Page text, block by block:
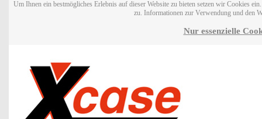
Um Ihnen ein bestmögliches Erlebnis auf dieser Website zu bieten setzen wir Cookies
zu. Informationen zur Verwendung und den
Nur essenzielle